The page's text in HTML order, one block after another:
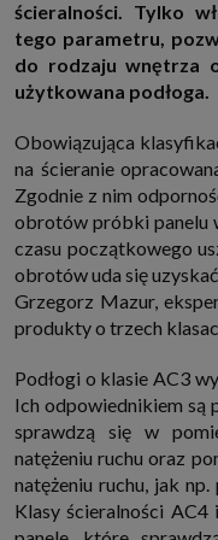
http://www.sagier.pl/
Jeżeli wyrazisz zgodę, o
danych osobowych będą
Partnerów możesz
polityki prywatnościi tam
Twoje dane przetwarzamy
1. Jeśli zawieramy z
zapewniającej Ci
w oparciu o treść
Twoje dane w zakresie
2. Zapewnianie
konta nie loguje się
statystycznych,
wygody użytkowników
również prowadzenie
innych stronach
dotyczącą artykułu
przetwarzanie danych
interesów.
3. Za Twoją zgodą
Partnerzy oraz my dla
Cię reklamy (np.
ich przedstawiciele
danych związanych
ścieralności. Tylko
tego parametru,
do rodzaju wnętrza
użytkowana podłoga.
Obowiązująca
na ścieranie
Zgodnie z nim
obrotów próbki panelu
czasu początkowego
obrotów uda się
Grzegorz Mazur,
produkty o trzech
Podłogi o klasie AC3
Ich odpowiednikiem są
sprawdzą się w
natężeniu ruchu oraz
natężeniu ruchu, jak
Klasy ścieralności